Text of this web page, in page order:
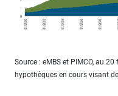
Source : eMBS et PIMCO, au
hypothèques en cours visant